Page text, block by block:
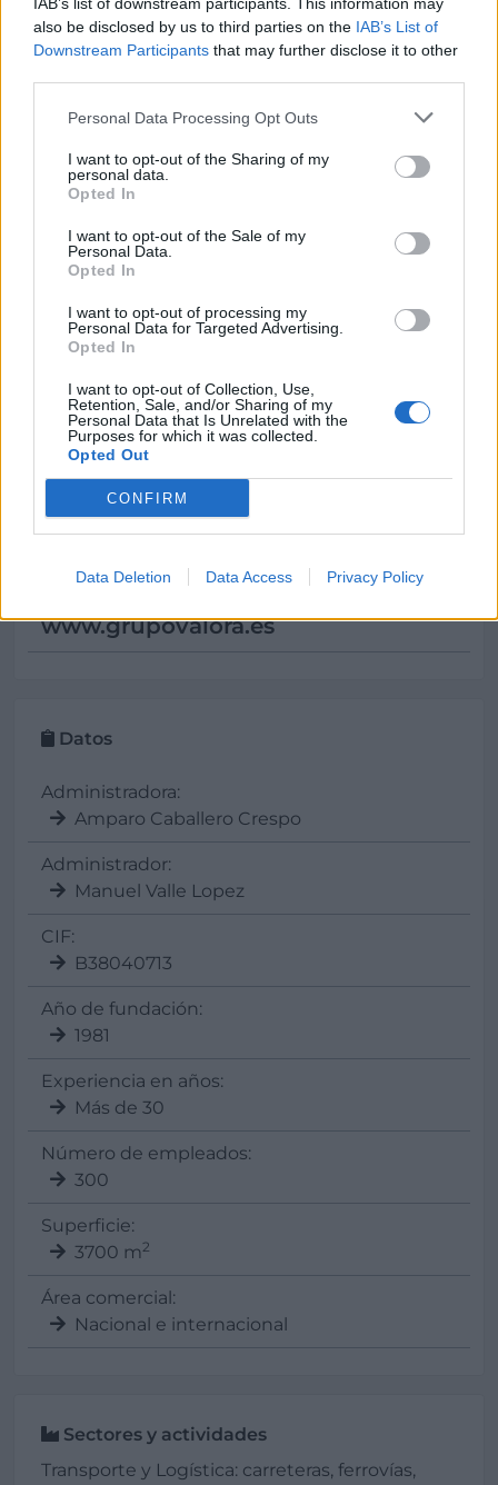
also be disclosed by us to third parties on the IAB’s List of
Downstream Participants that may further disclose it to other
Personal Data Processing Opt Outs
I want to opt-out of the Sharing of my
personal data.
Opted In
I want to opt-out of the Sale of my
Personal Data.
Opted In
I want to opt-out of processing my
Personal Data for Targeted Advertising.
Opted In
I want to opt-out of Collection, Use,
Retention, Sale, and/or Sharing of my
Personal Data that Is Unrelated with the
Purposes for which it was collected.
Opted Out
CONFIRM
Data Deletion Data Access Privacy Policy
Polígono
Norte
Dirección
Camino San Lázaro, 180
38206 San Cristóbal de La Laguna
Teléfono
902 70 20 70
E-mail
info@grupovalora.es
Web
www.grupovalora.es
Datos
Administradora:
Amparo Caballero Crespo
Administrador:
Manuel Valle Lopez
CIF:
B38040713
Año de fundación:
1981
Experiencia en años:
Más de 30
Número de empleados:
300
Superficie:
3700 m2
Área comercial:
Nacional e internacional
Sectores y actividades
Transporte y Logística: carreteras, ferrovías,